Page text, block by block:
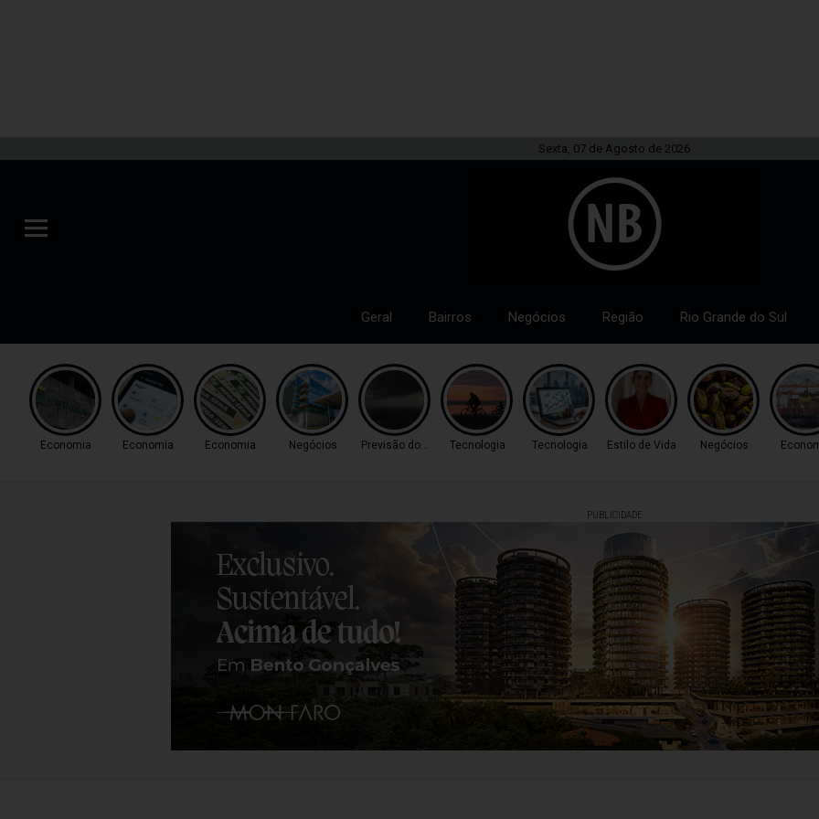
Sexta, 07 de Agosto de 2026
Geral Bairros Negócios Região Rio Grande do Sul
Economia Economia Economia Negócios Previsão do TempoTecnologia Tecnologia Estilo de Vida Negócios
PUBLICIDADE